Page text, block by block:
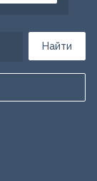
Найти